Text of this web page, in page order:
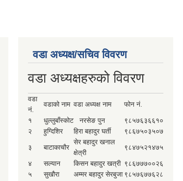
वडा अध्यक्ष/सचिव विवरण
वडा अध्यक्षहरुको विवरण
वडा
नं.
वडाको नाम वडा अध्यक्ष नाम फोन नं.
१ धुल्लुबाँस्कोट नरसेङ पुन
९८५७६३६६१०
२
हुग्दिशिर हिरा बहादुर घर्ती ९८६७५०३५०७
३ बाटाकाचौर
सेर बहादुर खनाल
क्षेत्री
९८४७५२१४७५
४ सल्यान किसन बहादुर खत्री ९८६७७७००२६
५
सुखौरा अम्मर बहादुर सेरबुजा ९८५७६७७६२८